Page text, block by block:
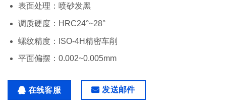
表面处理：喷砂发黑
调质硬度：HRC24°~28°
螺纹精度：ISO-4H精密车削
平面偏摆：0.002~0.005mm
在线客服 发送邮件